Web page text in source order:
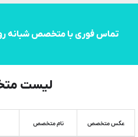
تماس فوری با متخصص شبانه
لیست
عکس متخصص نام متخصص